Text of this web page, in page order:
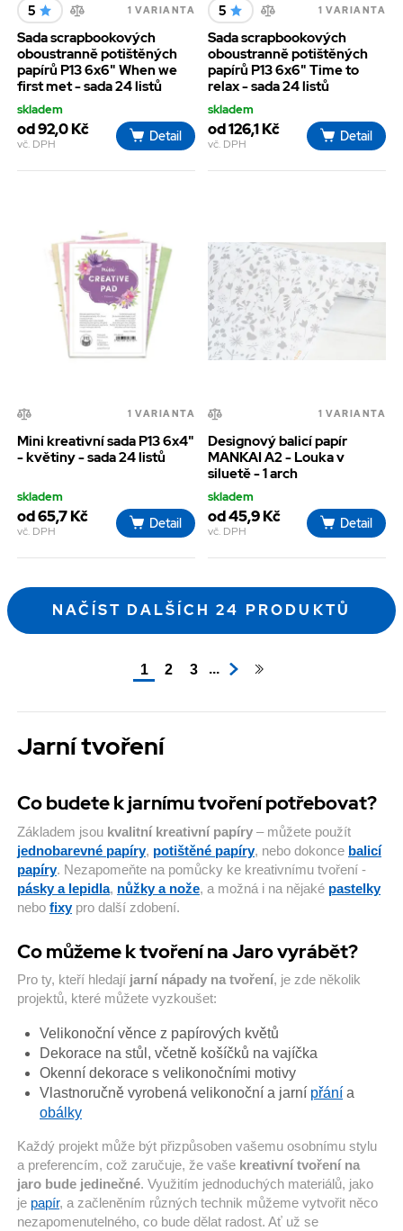
5 1 VARIANTA
Sada scrapbookových
oboustranně potištěných
papírů P13 6x6" When we
first met - sada 24 listů
skladem
od 92,0 Kč
vč. DPH
Detail
5 1 VARIANTA
Sada scrapbookových
oboustranně potištěných
papírů P13 6x6" Time to
relax - sada 24 listů
skladem
od 126,1 Kč
vč. DPH
Detail
1 VARIANTA
Mini kreativní sada P13 6x4"
- květiny - sada 24 listů
skladem
od 65,7 Kč
vč. DPH
Detail
1 VARIANTA
Designový balicí papír
MANKAI A2 - Louka v
siluetě - 1 arch
skladem
od 45,9 Kč
vč. DPH
Detail
NAČÍST DALŠÍCH 24 PRODUKTŮ
1 2 3 ...
Jarní tvoření
Co budete k jarnímu tvoření potřebovat?
Základem jsou kvalitní kreativní papíry – můžete použít
jednobarevné papíry, potištěné papíry, nebo dokonce balicí
papíry. Nezapomeňte na pomůcky ke kreativnímu tvoření -
pásky a lepidla, nůžky a nože, a možná i na nějaké pastelky
nebo fixypro další zdobení.
Co můžeme k tvoření na Jaro vyrábět?
Pro ty, kteří hledají jarní nápady na tvoření, je zde několik
projektů, které můžete vyzkoušet:
Velikonoční věnce z papírových květů
Dekorace na stůl, včetně košíčků na vajíčka
Okenní dekorace s velikonočními motivy
Vlastnoručně vyrobená velikonoční a jarní přání a
obálky
Každý projekt může být přizpůsoben vašemu osobnímu stylu
a preferencím, což zaručuje, že vaše kreativní tvoření na
jaro bude jedinečné. Využitím jednoduchých materiálů, jako
je papír, a začleněním různých technik můžeme vytvořit něco
nezapomenutelného, co bude dělat radost. Ať už se